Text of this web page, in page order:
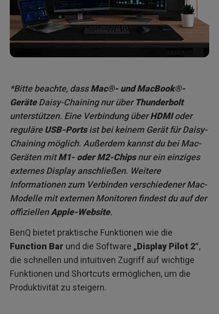
*Bitte beachte, dassMac®- und MacBook®-
GeräteDaisy-Chaining nur überThunderbolt
unterstützen. Eine Verbindung überHDMIoder
reguläre USB-Portsist bei keinem Gerät für Daisy-
Chaining möglich. Außerdem kannst du bei Mac-
Geräten mitM1- oder M2-Chipsnur ein einziges
externes Display anschließen. Weitere
Informationen zum Verbinden verschiedener Mac-
Modelle mit externen Monitoren findest du auf der
offiziellenApple-Website.
BenQ bietet praktische Funktionen wie die
Function Bar und die Software „Display Pilot 2“,
die schnellen und intuitiven Zugriff auf wichtige
Funktionen und Shortcuts ermöglichen, um die
Produktivität zu steigern.